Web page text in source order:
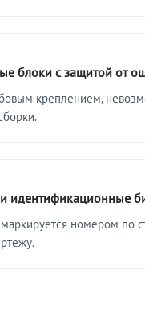
блоки с защитой от
креплением,
идентификационные
номером по